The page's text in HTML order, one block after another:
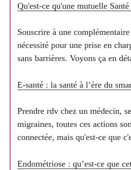
Qu'est-ce qu'une mutuelle Santé
Souscrire à une
nécessité pour une prise en
sans barrières. Voyons ça en
E-santé : la santé à l’ère du
Prendre rdv chez un médecin,
migraines, toutes ces actions
connectée, mais qu'est-ce que
Endométriose : qu’est-ce que